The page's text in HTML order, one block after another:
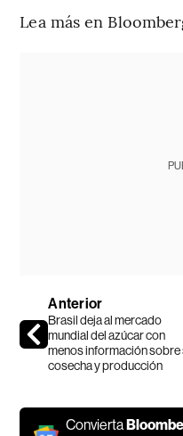
Lea más en
Anterior
Brasil deja al mercado
mundial del azúcar con
menos información sobre
cosecha y producción
Convierta